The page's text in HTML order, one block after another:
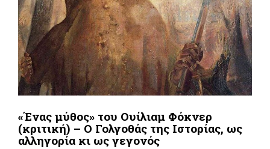
«Ένας μύθος» του Ουίλιαμ Φόκνερ
(κριτική) – Ο Γολγοθάς της Ιστορίας, ως
αλληγορία κι ως γεγονός